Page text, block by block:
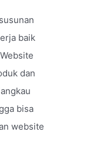
baik
dan
bisa
website